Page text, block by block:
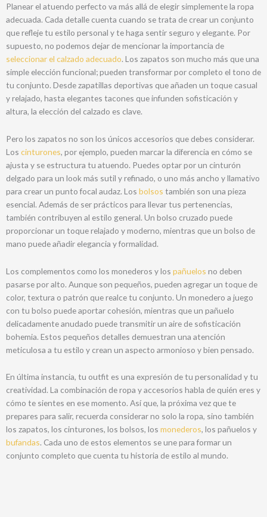
Planear el atuendo perfecto va más allá de elegir simplemente la ropa
adecuada. Cada detalle cuenta cuando se trata de crear un conjunto
que refleje tu estilo personal y te haga sentir seguro y elegante. Por
supuesto, no podemos dejar de mencionar la importancia de
seleccionar el calzado adecuado. Los zapatos son mucho más que una
simple elección funcional; pueden transformar por completo el tono de
tu conjunto. Desde zapatillas deportivas que añaden un toque casual
y relajado, hasta elegantes tacones que infunden sofisticación y
altura, la elección del calzado es clave.
Pero los zapatos no son los únicos accesorios que debes considerar.
Los cinturones, por ejemplo, pueden marcar la diferencia en cómo se
ajusta y se estructura tu atuendo. Puedes optar por un cinturón
delgado para un look más sutil y refinado, o uno más ancho y llamativo
para crear un punto focal audaz. Los bolsos también son una pieza
esencial. Además de ser prácticos para llevar tus pertenencias,
también contribuyen al estilo general. Un bolso cruzado puede
proporcionar un toque relajado y moderno, mientras que un bolso de
mano puede añadir elegancia y formalidad.
Los complementos como los monederos y los pañuelos no deben
pasarse por alto. Aunque son pequeños, pueden agregar un toque de
color, textura o patrón que realce tu conjunto. Un monedero a juego
con tu bolso puede aportar cohesión, mientras que un pañuelo
delicadamente anudado puede transmitir un aire de sofisticación
bohemia. Estos pequeños detalles demuestran una atención
meticulosa a tu estilo y crean un aspecto armonioso y bien pensado.
En última instancia, tu outfit es una expresión de tu personalidad y tu
creatividad. La combinación de ropa y accesorios habla de quién eres y
cómo te sientes en ese momento. Así que, la próxima vez que te
prepares para salir, recuerda considerar no solo la ropa, sino también
los zapatos, los cinturones, los bolsos, los monederos, los pañuelos y
bufandas. Cada uno de estos elementos se une para formar un
conjunto completo que cuenta tu historia de estilo al mundo.